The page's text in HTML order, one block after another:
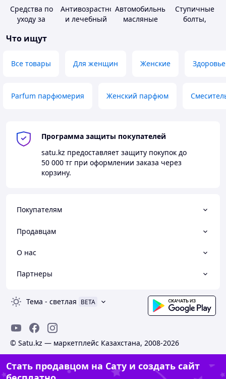
Средства по
уходу за
линзами
Антивозрастной
и лечебный
Автомобильные
масляные
Ступичные
болты,
Что ищут
Все товары Для женщин Женские Здоровье
Parfum парфюмерия Женский парфюм
Программа защиты покупателей
satu.kz предоставляет защиту покупок до
50 000 тг при оформлении заказа через
корзину.
Покупателям
Продавцам
О нас
Партнеры
Тема - светлая BETA
© Satu.kz — маркетплейс Казахстана, 2008-2026
Стать продавцом на Сату и создать сайт